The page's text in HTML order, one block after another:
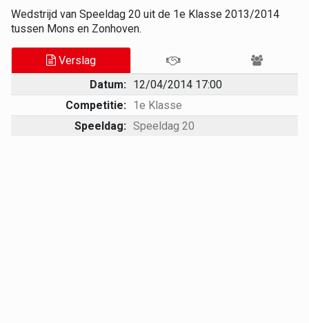
Wedstrijd van Speeldag 20 uit de 1e Klasse 2013/2014
tussen Mons en Zonhoven.
Verslag
Datum: 12/04/2014 17:00
Competitie: 1e Klasse
Speeldag: Speeldag 20